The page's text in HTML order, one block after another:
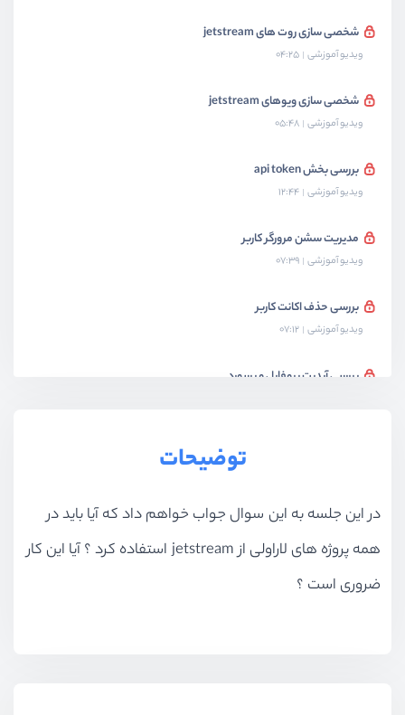
شخصی سازی روت های jetstream
ویدیو آموزشی 04:25
شخصی سازی ویوهای jetstream
ویدیو آموزشی 05:48
بررسی بخش api token
ویدیو آموزشی 12:44
مدیریت سشن مرورگر کاربر
ویدیو آموزشی 07:39
بررسی حذف اکانت کاربر
ویدیو آموزشی 07:12
بررسی آپدیت پروفایل و پسورد
داشتن قابلیت تیم در jetstream
آشنایی با روند کار team
توضیحات
در این جلسه به این سوال جواب خواهم داد که آیا باید در
همه پروژه های لاراولی از jetstream استفاده کرد ؟ آیا این کار
ضروری است ؟